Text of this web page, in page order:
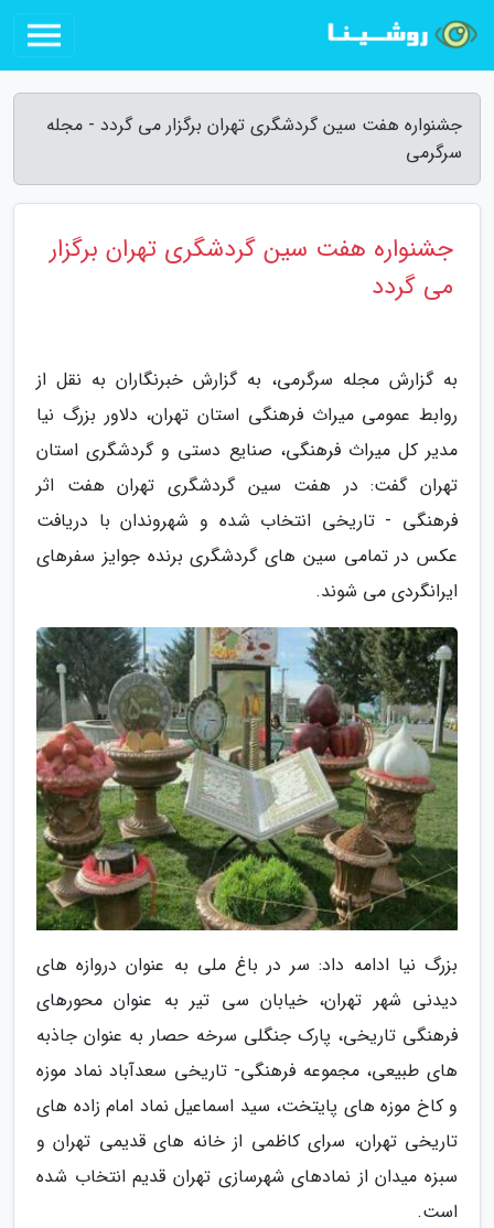
جشنواره هفت سین گردشگری تهران برگزار می گردد - مجله
سرگرمی
جشنواره هفت سین گردشگری تهران برگزار
می گردد
به گزارش مجله سرگرمی، به گزارش خبرنگاران به نقل از
روابط عمومی میراث فرهنگی استان تهران، دلاور بزرگ نیا
مدیر کل میراث فرهنگی، صنایع دستی و گردشگری استان
تهران گفت: در هفت سین گردشگری تهران هفت اثر
فرهنگی - تاریخی انتخاب شده و شهروندان با دریافت
عکس در تمامی سین های گردشگری برنده جوایز سفرهای
ایرانگردی می شوند.
بزرگ نیا ادامه داد: سر در باغ ملی به عنوان دروازه های
دیدنی شهر تهران، خیابان سی تیر به عنوان محورهای
فرهنگی تاریخی، پارک جنگلی سرخه حصار به عنوان جاذبه
های طبیعی، مجموعه فرهنگی- تاریخی سعدآباد نماد موزه
و کاخ موزه های پایتخت، سید اسماعیل نماد امام زاده های
تاریخی تهران، سرای کاظمی از خانه های قدیمی تهران و
سبزه میدان از نمادهای شهرسازی تهران قدیم انتخاب شده
است.